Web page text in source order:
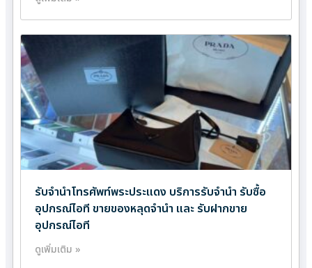
รับจำนำโทรศัพท์พระประแดง บริการรับจำนำ รับซื้อ
อุปกรณ์ไอที ขายของหลุดจำนำ และ รับฝากขาย
อุปกรณ์ไอที
ดูเพิ่มเติม »